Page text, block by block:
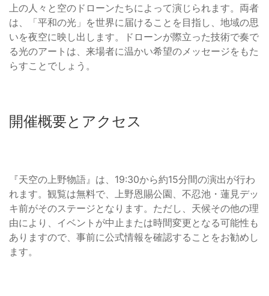
上の人々と空のドローンたちによって演じられます。両者
は、「平和の光」を世界に届けることを目指し、地域の思
いを夜空に映し出します。ドローンが際立った技術で奏で
る光のアートは、来場者に温かい希望のメッセージをもた
らすことでしょう。
開催概要とアクセス
『天空の上野物語』は、19:30から約15分間の演出が行わ
れます。観覧は無料で、上野恩賜公園、不忍池・蓮見デッ
キ前がそのステージとなります。ただし、天候その他の理
由により、イベントが中止または時間変更となる可能性も
ありますので、事前に公式情報を確認することをお勧めし
ます。